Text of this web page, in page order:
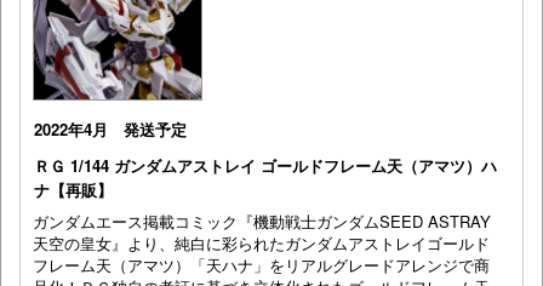
2022年4月 発送予定
ＲＧ 1/144 ガンダムアストレイ ゴールドフレーム天（アマツ）ハ
ナ【再販】
ガンダムエース掲載コミック『機動戦士ガンダムSEED ASTRAY
天空の皇女』より、純白に彩られたガンダムアストレイゴールド
フレーム天（アマツ）「天ハナ」をリアルグレードアレンジで商